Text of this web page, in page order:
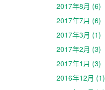
2017年8月 (6)
2017年7月 (6)
2017年3月 (1)
2017年2月 (3)
2017年1月 (3)
2016年12月 (1)